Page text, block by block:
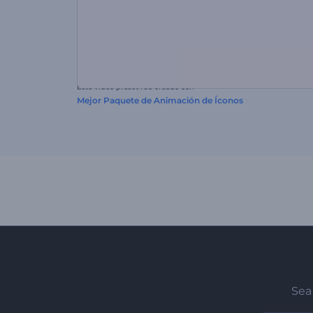
Este video preset fue creado con
Mejor Paquete de Animación de Íconos